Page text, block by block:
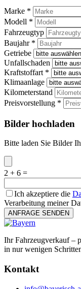
Marke *
Modell *
Fahrzeugtyp
Baujahr *
Getriebe
Unfallschaden
Kraftstoffart *
Klimaanlage
Kilometerstand
Preisvorstellung *
Bilder hochladen
Bitte laden Sie Bilder
2 + 6 =
Ich akzeptiere die
Verarbeitung meiner
ANFRAGE SENDEN
Ihr Fahrzeugverkauf –
in nur wenigen
Kontakt